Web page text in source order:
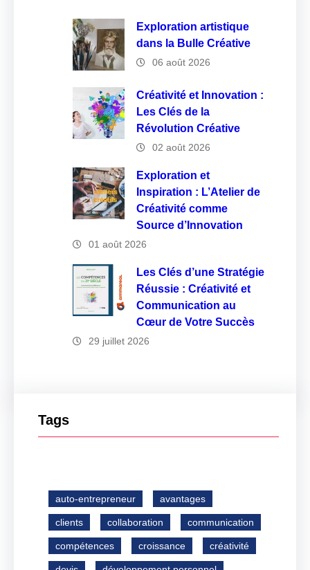
Exploration artistique
dans la Bulle Créative
06 août 2026
Créativité et Innovation :
Les Clés de la
Révolution Créative
02 août 2026
Exploration et
Inspiration : L’Atelier de
Créativité comme
Source d’Innovation
01 août 2026
Les Clés d’une Stratégie
Réussie : Créativité et
Communication au
Cœur de Votre Succès
29 juillet 2026
Tags
auto-entrepreneur avantages
clients collaboration communication
compétences croissance créativité